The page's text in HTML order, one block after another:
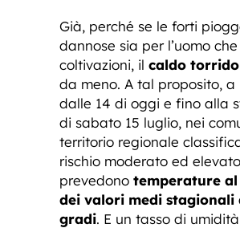
Già, perché se le forti
dannose sia per l’uomo
coltivazioni, il caldo torrido
da meno. A tal proposito, a
dalle 14 di oggi e fino alla
di sabato 15 luglio, nei
territorio regionale
rischio moderato ed
prevedono temperature
dei valori medi stagionali
gradi. E un tasso di